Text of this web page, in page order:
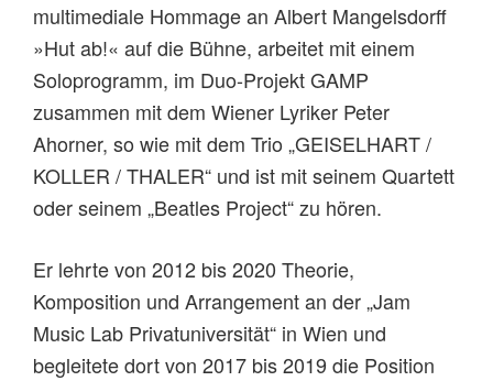
multimediale Hommage an Albert Mangelsdorff
»Hut ab!« auf die Bühne, arbeitet mit einem
Soloprogramm, im Duo-Projekt GAMP
zusammen mit dem Wiener Lyriker Peter
Ahorner, so wie mit dem Trio „GEISELHART /
KOLLER / THALER“ und ist mit seinem Quartett
oder seinem „Beatles Project“ zu hören.
Er lehrte von 2012 bis 2020 Theorie,
Komposition und Arrangement an der „Jam
Music Lab Privatuniversität“ in Wien und
begleitete dort von 2017 bis 2019 die Position